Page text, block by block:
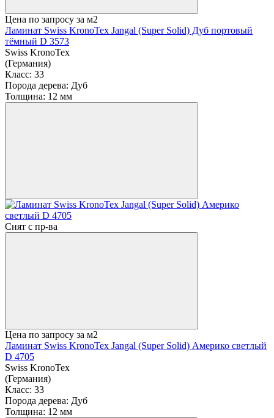
Цена по запросу за м2
Ламинат Swiss KronoTex Jangal (Super Solid) Дуб портовый
тёмный D 3573
Swiss KronoTex
(Германия)
Класс: 33
Порода дерева: Дуб
Толщина: 12 мм
Снят с пр-ва
Цена по запросу за м2
Ламинат Swiss KronoTex Jangal (Super Solid) Америко светлый
D 4705
Swiss KronoTex
(Германия)
Класс: 33
Порода дерева: Дуб
Толщина: 12 мм